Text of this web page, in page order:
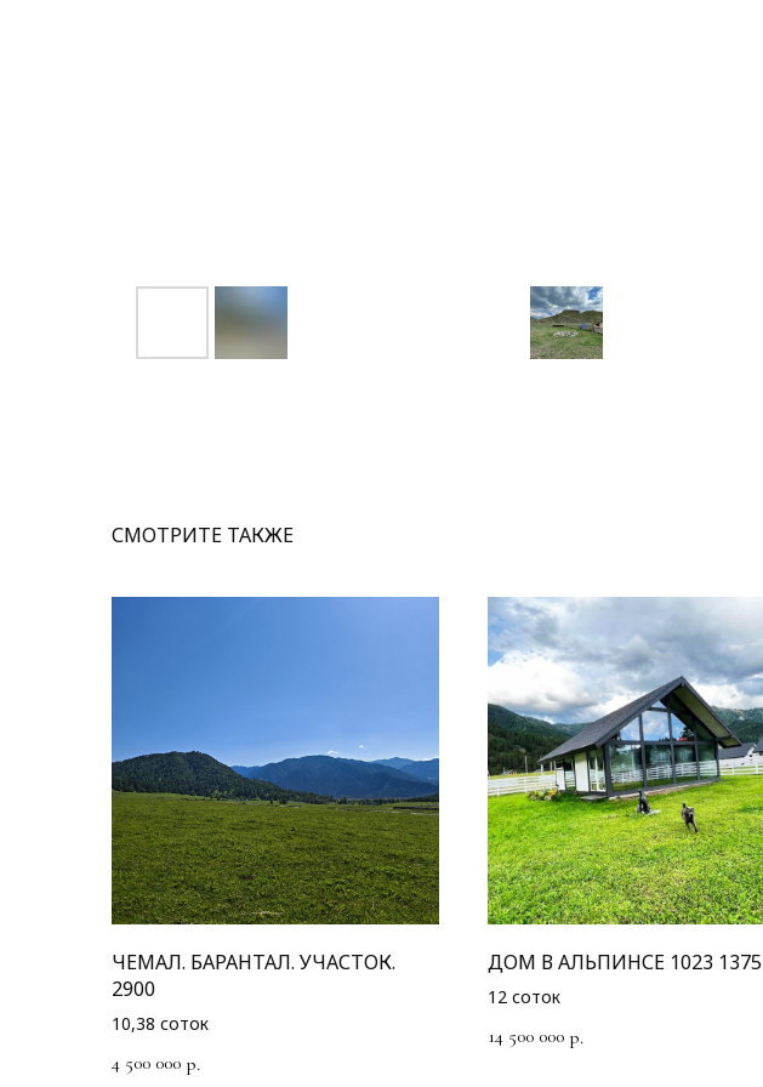
СМОТРИТЕ ТАКЖЕ
ЧЕМАЛ. БАРАНТАЛ. УЧАСТОК.
2900
10,38 соток
4 500 000 р.
ДОМ В АЛЬПИНСЕ 1023 1375
12 соток
14 500 000 р.